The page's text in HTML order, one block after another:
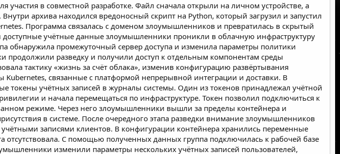
в совместной разработке. Файл сначала открыли на личном устройстве, а
архива находился вредоносный скрипт на Python, который загрузил и запустил
Программа связалась с доменом злоумышленников и превратилась в скрытый
доступные учётные данные злоумышленники проникли в облачную инфраструктуру
обнаружила промежуточный сервер доступа и изменила параметры политики
разведку и получили доступ к отдельным компонентам среды
тактику «жизнь за счёт облака», изменив конфигурацию развёртывания
связанные с платформой непрерывной интеграции и доставки. В
учётных записей в журналы системы. Один из токенов принадлежал учётной
и начала перемещаться по инфраструктуре. Токен позволил подключиться к
режиме. Через него злоумышленники вышли за пределы контейнера и
в системе. После очередного этапа разведки внимание злоумышленников
записями клиентов. В конфигурации контейнера хранились переменные
С помощью полученных данных группа подключилась к рабочей базе
изменили параметры нескольких учётных записей пользователей,